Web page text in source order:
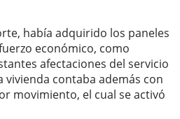
había adquirido los paneles
económico, como
afectaciones del servicio
vivienda contaba además con
movimiento, el cual se activó